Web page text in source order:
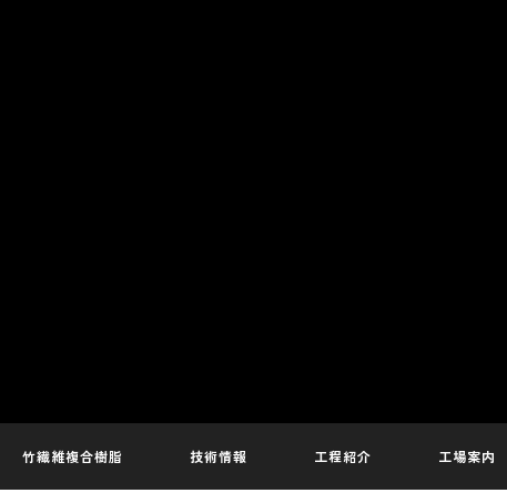
竹繊維複合樹脂 技術情報 工程紹介 工場案内